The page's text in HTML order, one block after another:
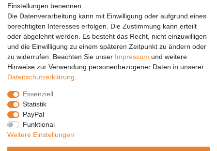
PARTNER
DHL
GLS
PaketPLUS
SPONSORING
Malchower SV 90
Malchower Wölfe
ZERTIFIKATE
Händlerbund
Einstellungen benennen.
Die Datenverarbeitung kann mit Einwilligung oder aufgrund eines
berechtigten Interesses erfolgen. Die Zustimmung kann erteilt
oder abgelehnt werden. Es besteht das Recht, nicht einzuwilligen
und die Einwilligung zu einem späteren Zeitpunkt zu ändern oder
zu widerrufen. Beachten Sie unser Impressum und weitere
Hinweise zur Verwendung personenbezogener Daten in unserer
Daten­schutz­erklärung
Essenziell
Statistik
PayPal
Funktional
Weitere Einstellungen